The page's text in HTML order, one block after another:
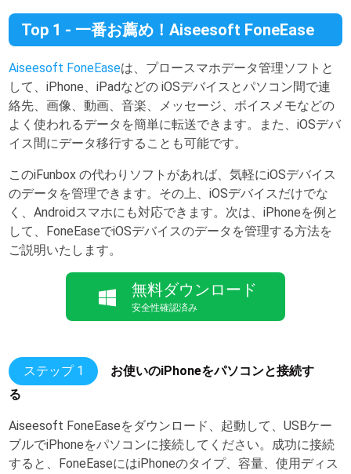
Top 1 - 一番お薦め！Aiseesoft FoneEase
Aiseesoft FoneEaseは、プロースマホデータ管理ソフトと
して、iPhone、iPadなどの iOSデバイスとパソコン間で連
絡先、画像、動画、音楽、メッセージ、ボイスメモなどの
よく使われるデータを簡単に転送できます。また、iOSデバ
イス間にデータ移行することも可能です。
このiFunbox の代わりソフトがあれば、気軽にiOSデバイス
のデータを管理できます。その上、iOSデバイスだけでな
く、Androidスマホにも対応できます。次は、iPhoneを例と
して、FoneEaseでiOSデバイスのデータを管理する方法を
ご説明いたします。
無料ダウンロード
安全性確認済み
ステップ 1
お使いのiPhoneをパソコンと接続す
る
Aiseesoft FoneEaseをダウンロード、起動して、USBケー
ブルでiPhoneをパソコンに接続してください。成功に接続
すると、FoneEaseにはiPhoneのタイプ、容量、使用ディス